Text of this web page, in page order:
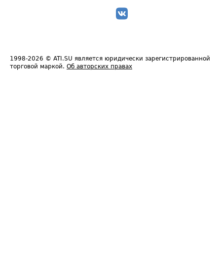
1998-2026 © ATI.SU является юридически зарегистрированной
торговой маркой. Об авторских правах